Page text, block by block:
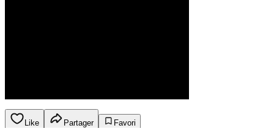
Like Partager
Favori